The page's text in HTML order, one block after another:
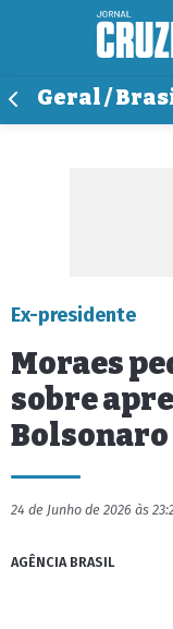
Geral /
Ex-presidente
Moraes
sobre
Bolsonaro
24 de Junho de 2026 às
AGÊNCIA BRASIL